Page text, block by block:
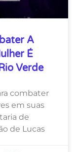
A
É
Verde
combater
em suas
de
de Lucas